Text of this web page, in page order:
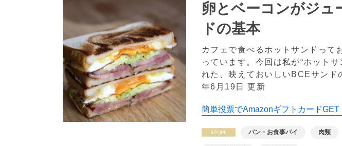
卵とベーコンがジュ
ドの基本
カフェで食べるホットサンドって
っています。今回は私が“ホット
れた、映えておいしいBCEサンド
年6月19日 更新
簡単投票でAmazonギフトカードGET
パン・お食事パイ 肉類